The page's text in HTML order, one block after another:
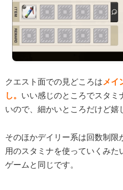
クエスト面での見どころはメイ
し。 いい感じのところでスタミ
いので、細かいところだけど嬉
そのほかデイリー系は回数制限
用のスタミナを使っていくみた
ゲームと同じです。